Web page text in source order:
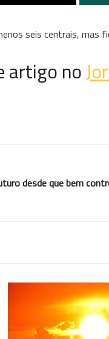
seis centrais, mas
artigo no
desde que bem